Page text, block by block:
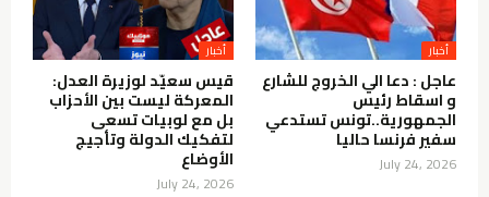
أخبار
عاجل : دعا الي الخروج للشارع
و اسقاط رئيس
الجمهورية..تونس تستدعي
سفير فرنسا حاليا
July 24, 2026
أخبار
قيس سعيّد لوزيرة العدل:
المعركة ليست بين الأحزاب
بل مع لوبيات تسعى
لتفكيك الدولة وتأجيج
الأوضاع
July 24, 2026